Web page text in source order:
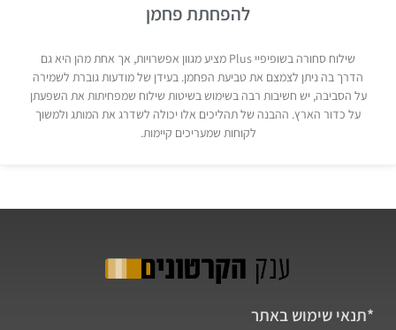
להפחתת פחמן
שילוח סחורה בשופיפיי Plus מציע מגוון אפשרויות, אך אחת מהן היא גם
הדרך בה ניתן לצמצם את טביעת הפחמן. בעידן של מודעות גוברת לשמירה
על הסביבה, יש חשיבות רבה בשימוש בשיטות שילוח שמפחיתות את השפעתן
על כדור הארץ. ההבנה של תהליכים אלו יכולה לשדרג את המותג ולמשוך
לקוחות שמעריכים קיימות.
*תנאי שימוש באתר